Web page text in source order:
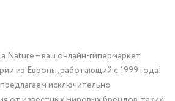
Nature – ваш онлайн-гипермаркет
из Европы, работающий с 1999 года!
исключительно